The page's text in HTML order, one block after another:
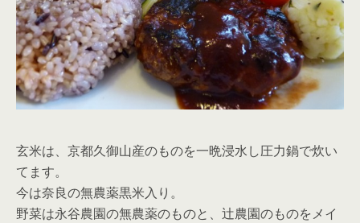
玄米は、京都久御山産のものを一晩浸水し圧力鍋で炊い
てます。
今は奈良の無農薬黒米入り。
野菜は永谷農園の無農薬のものと、辻農園のものをメイ